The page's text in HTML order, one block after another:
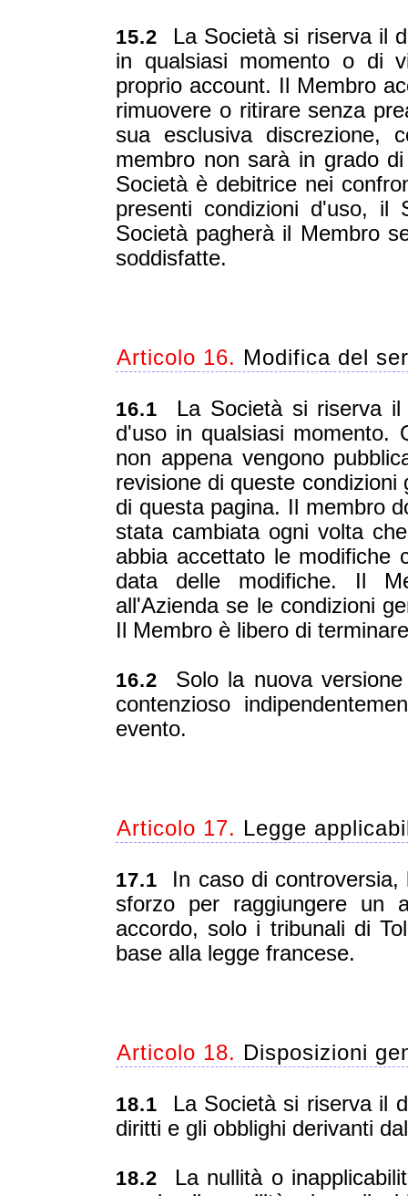
15.2 La Società si riserva il
in qualsiasi momento o di
proprio account. Il Membro
rimuovere o ritirare senza
sua esclusiva
membro non sarà in grado
Società è debitrice nei
presenti condizioni d'uso,
Società pagherà il Membro
soddisfatte.
Articolo 16. Modifica del
16.1 La Società si riserva il
d'uso in qualsiasi momento.
non appena vengono
revisione di queste
di questa pagina. Il membro
stata cambiata ogni volta
abbia accettato le modifiche
data delle modifiche. Il
all'Azienda se le condizioni
Il Membro è libero di
16.2 Solo la nuova
contenzioso
evento.
Articolo 17. Legge
17.1 In caso di controversia,
sforzo per raggiungere un
accordo, solo i tribunali di
base alla legge francese.
Articolo 18. Disposizioni
18.1 La Società si riserva il
diritti e gli obblighi derivanti
18.2 La nullità o